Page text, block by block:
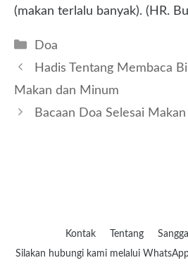
(makan terlalu banyak). (HR.
Kategori
Doa
Hadis Tentang Membaca
Makan dan Minum
Bacaan Doa Selesai
Kontak Tentang
Silakan hubungi kami melalui